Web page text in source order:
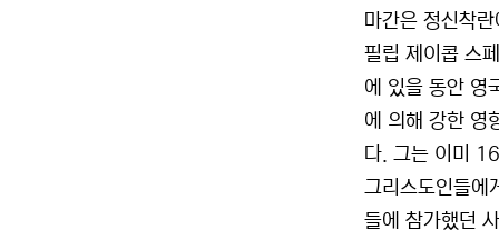
마간은 정신착
필립 제이콥 스
에 있을 동안 영
에 의해 강한 영
다. 그는 이미
그리스도인들에
들에 참가했던